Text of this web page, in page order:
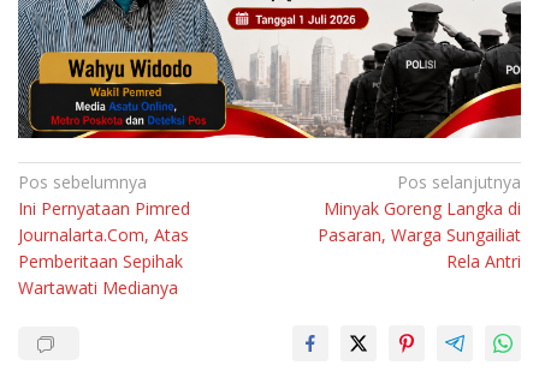
Navigasi
pos
Pos sebelumnya
Ini Pernyataan Pimred
Journalarta.Com, Atas
Pemberitaan Sepihak
Wartawati Medianya
Pos selanjutnya
Minyak Goreng Langka di
Pasaran, Warga Sungailiat
Rela Antri